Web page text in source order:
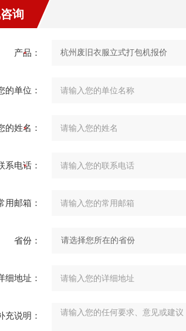
询
产品：
的单位：
的姓名：
系电话：
用邮箱：
省份：
细地址：
充说明：